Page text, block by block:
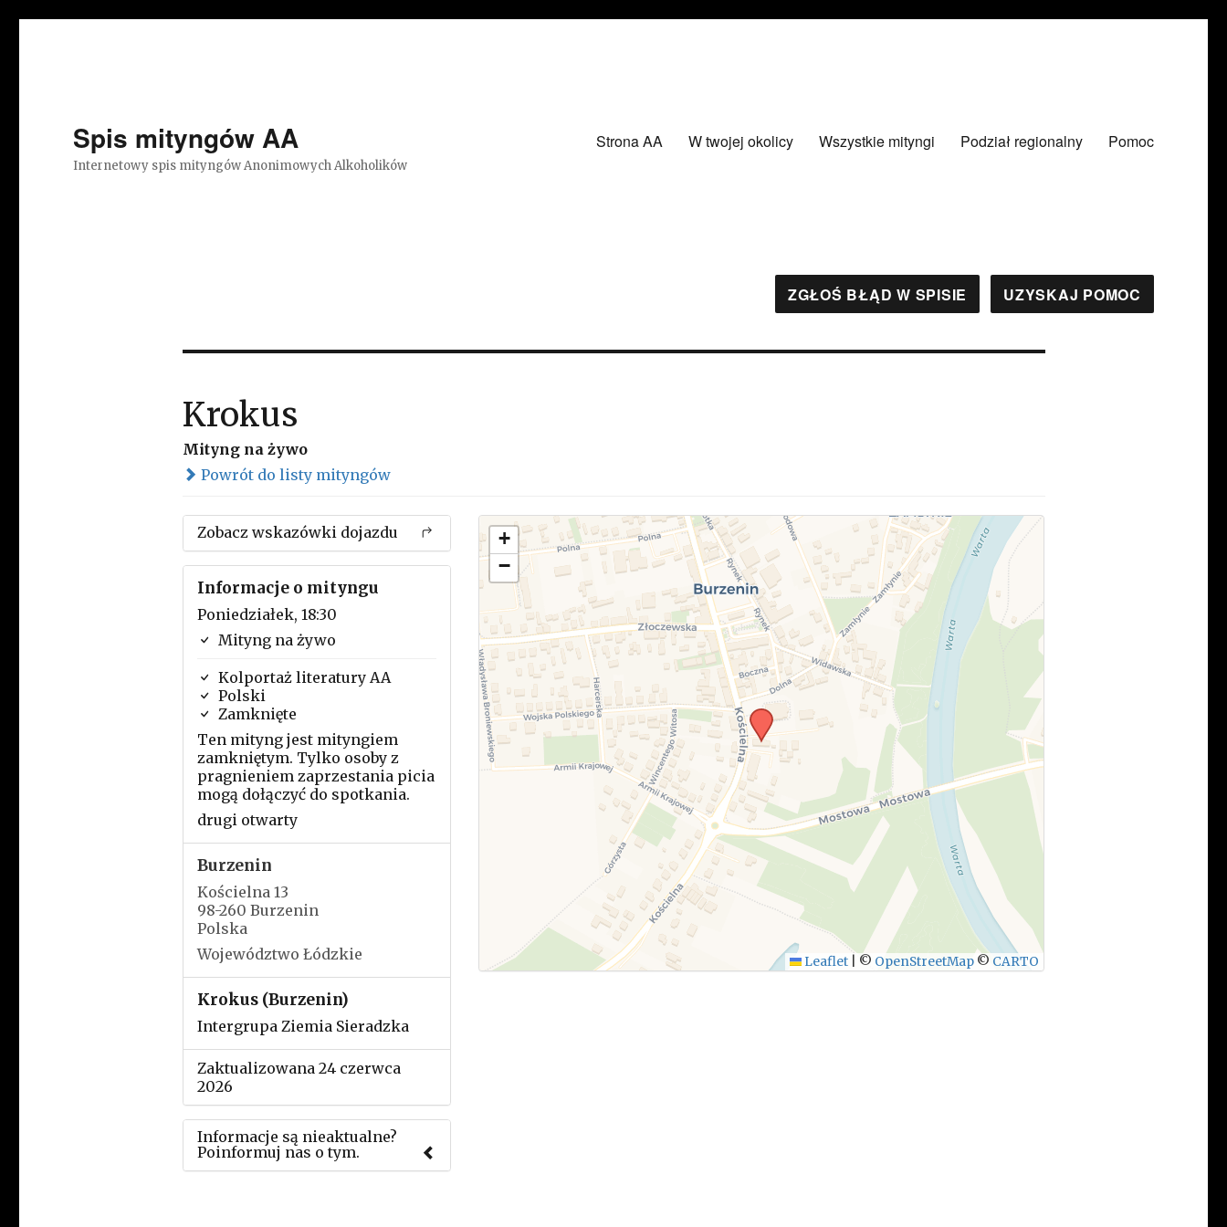
Spis mityngów AA
Internetowy spis mityngów Anonimowych Alkoholików
Strona AA W twojej okolicy Wszystkie mityngi Podział regionalny Pomoc
ZGŁOŚ BŁĄD W SPISIE UZYSKAJ POMOC
Krokus
Mityng na żywo
Powrót do listy mityngów
Zobacz wskazówki dojazdu
Informacje o mityngu
Poniedziałek, 18:30
Mityng na żywo
Kolportaż literatury AA
Polski
Zamknięte
Ten mityng jest mityngiem
zamkniętym. Tylko osoby z
pragnieniem zaprzestania picia
mogą dołączyć do spotkania.
drugi otwarty
Burzenin
Kościelna 13
98-260 Burzenin
Polska
Województwo Łódzkie
Krokus (Burzenin)
Intergrupa Ziemia Sieradzka
Zaktualizowana 24 czerwca
2026
Informacje są nieaktualne?
Poinformuj nas o tym.
+
−
Leaflet © OpenStreetMap © CARTO